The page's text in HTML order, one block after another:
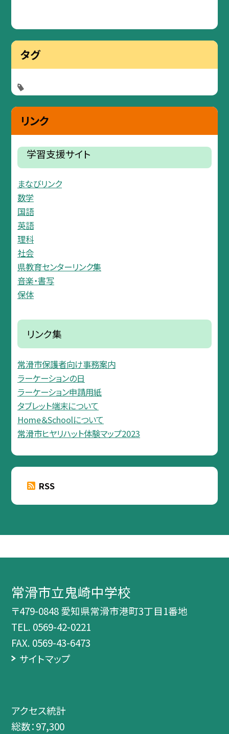
タグ
リンク
学習支援サイト
まなびリンク
数学
国語
英語
理科
社会
県教育センターリンク集
音楽・書写
保体
リンク集
常滑市保護者向け事務案内
ラーケーションの日
ラーケーション申請用紙
タブレット端末について
Home＆Schoolについて
常滑市ヒヤリハット体験マップ2023
RSS
常滑市立鬼崎中学校
〒479-0848 愛知県常滑市港町3丁目1番地
TEL. 0569-42-0221
FAX. 0569-43-6473
サイトマップ
アクセス統計
総数：97,300